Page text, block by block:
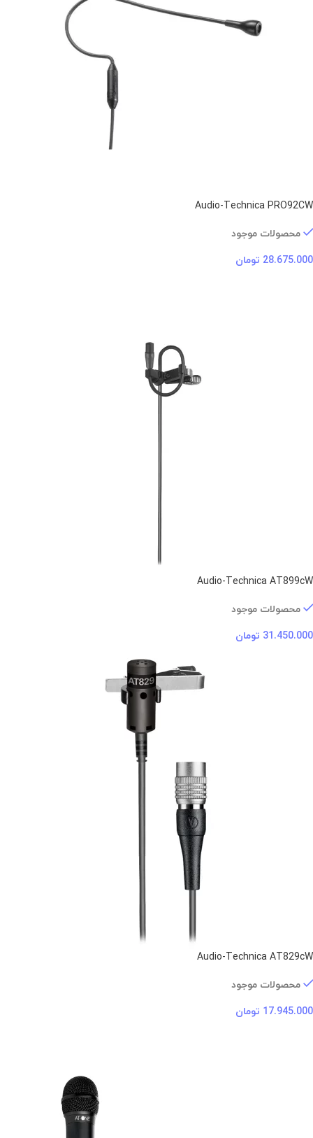
Audio-Technica PRO92CW
محصولات موجود
28.675.000 تومان
Audio-Technica AT899cW
محصولات موجود
31.450.000 تومان
Audio-Technica AT829cW
محصولات موجود
17.945.000 تومان